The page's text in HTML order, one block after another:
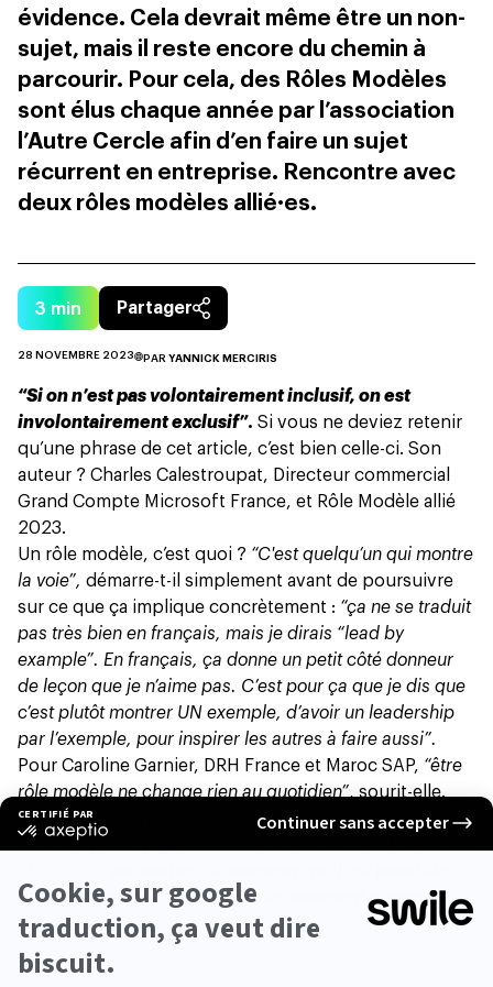
évidence. Cela devrait même être un non-
sujet, mais il reste encore du chemin à
parcourir. Pour cela, des Rôles Modèles
sont élus chaque année par l’association
l’Autre Cercle afin d’en faire un sujet
récurrent en entreprise. Rencontre avec
deux rôles modèles allié·es.
3 min Partager
28 NOVEMBRE 2023 PAR YANNICK MERCIRIS
“Si on n’est pas volontairement inclusif, on est
involontairement exclusif”. Si vous ne deviez retenir
qu’une phrase de cet article, c’est bien celle-ci. Son
auteur ? Charles Calestroupat, Directeur commercial
Grand Compte Microsoft France, et Rôle Modèle allié
2023.
Un rôle modèle, c’est quoi ? “C'est quelqu’un qui montre
la voie”, démarre-t-il simplement avant de poursuivre
sur ce que ça implique concrètement : “ça ne se traduit
pas très bien en français, mais je dirais “lead by
example”. En français, ça donne un petit côté donneur
de leçon que je n’aime pas. C’est pour ça que je dis que
c’est plutôt montrer UN exemple, d’avoir un leadership
par l’exemple, pour inspirer les autres à faire aussi”.
Pour Caroline Garnier, DRH France et Maroc SAP, “être
rôle modèle ne change rien au quotidien”, sourit-elle.
“C’est peut-être plus vis-à-vis des autres qui peuvent
venir me parler plus facilement si besoin. C’est ouvrir les
d’être soi-même dans un environnement comme le
nôtre. C’est important de pouvoir être authentique au
travail”
, précise celle qui gère plus de 2500
collaborateurs rien que dans l’Hexagone.